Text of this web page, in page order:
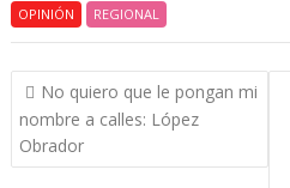
OPINIÓN REGIONAL
Navegación
de
entradas
No quiero que le pongan mi
nombre a calles: López
Obrador